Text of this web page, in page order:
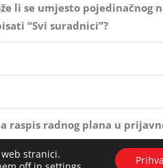
li se umjesto pojedinačnog
“Svi suradnici”?
raspis radnog plana u
stranici.